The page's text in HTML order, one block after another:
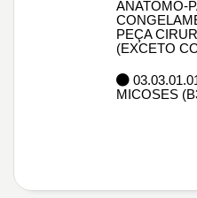
ANATOMO-
PEÇA
(EXCETO
MICOSES